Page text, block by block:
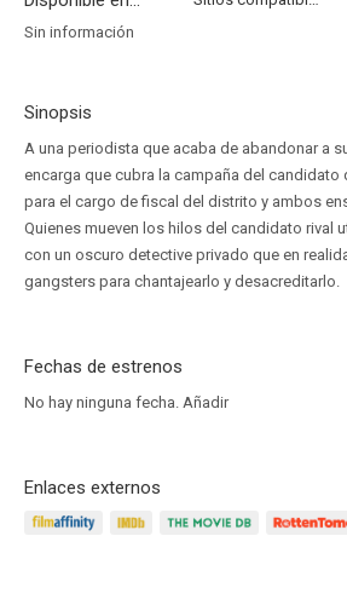
Sin información
Sinopsis
A una periodista que acaba de abandonar a
encarga que cubra la campaña del candidato
para el cargo de fiscal del distrito y ambos
Quienes mueven los hilos del candidato rival
con un oscuro detective privado que en
gangsters para chantajearlo y desacreditarlo.
Fechas de estrenos
No hay ninguna fecha. Añadir
Enlaces externos